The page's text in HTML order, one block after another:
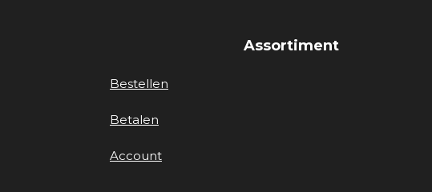
Assortiment
Bestellen
Betalen
Account